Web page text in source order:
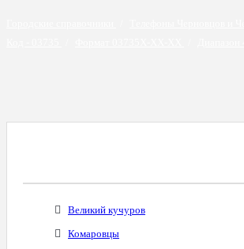
Великий кучуров
Комаровцы